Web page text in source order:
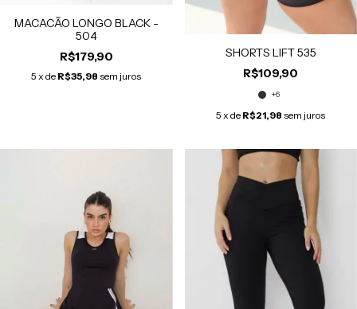
MACACÃO LONGO BLACK -
504
R$179,90
5 x de R$35,98 sem juros
SHORTS LIFT 535
R$109,90
+6
5 x de R$21,98 sem juros